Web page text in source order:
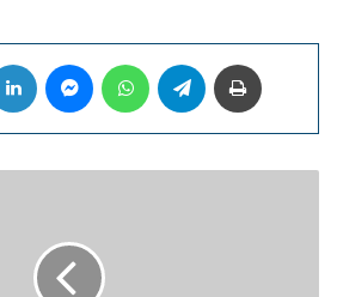
LinkedIn MessengerWhatsAppTelegram